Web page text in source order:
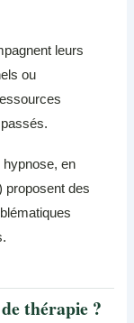
leurs
ou
hypnose, en
proposent des
thérapie ?